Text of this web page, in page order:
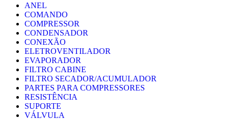
ANEL
COMANDO
COMPRESSOR
CONDENSADOR
CONEXÃO
ELETROVENTILADOR
EVAPORADOR
FILTRO CABINE
FILTRO SECADOR/ACUMULADOR
PARTES PARA COMPRESSORES
RESISTÊNCIA
SUPORTE
VÁLVULA